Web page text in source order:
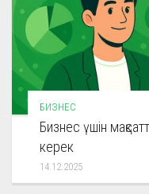
БИЗНЕС
Бизнес үшін
керек
14.12.2025